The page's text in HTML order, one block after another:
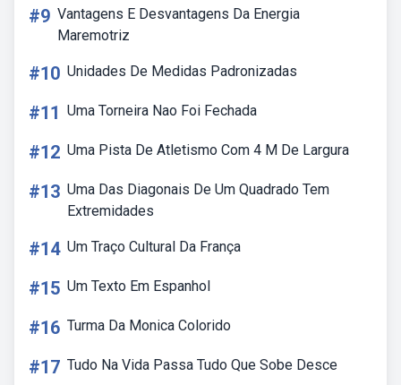
#9 Vantagens E Desvantagens Da Energia
Maremotriz
#10 Unidades De Medidas Padronizadas
#11 Uma Torneira Nao Foi Fechada
#12 Uma Pista De Atletismo Com 4 M De Largura
#13 Uma Das Diagonais De Um Quadrado Tem
Extremidades
#14 Um Traço Cultural Da França
#15 Um Texto Em Espanhol
#16 Turma Da Monica Colorido
#17 Tudo Na Vida Passa Tudo Que Sobe Desce